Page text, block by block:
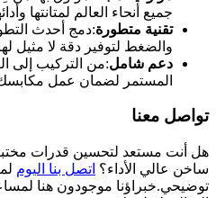
جميع أنحاء العالم لمتانتها
تقنية متطورة:دمج أحدث
والضغط لتوفير دقة لا مثيل
دعم شامل:من التركيب إلى
المستمر لضمان عمل
تواصل معنا
هل أنت مستعد لتحسين قدرات
ساخن عالي الأداء؟ اتصل بنا اليوم
توضيحي.خبراؤنا موجودون هنا